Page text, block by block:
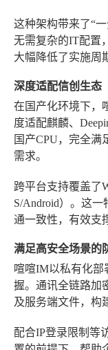
这种架构带来了“
无需复杂的IT配置
大幅降低了实施周
深度适配信创生态
在国产化环境下，
度适配麒麟、
国产CPU，完全满
需求。
跨平台支持覆盖了
S/Android）。这
通一致性，有效支
满足高安全场景的
喧喧IM以私有化部
握。通讯全链路加
及服务端文件，构
配合IP登录限制等